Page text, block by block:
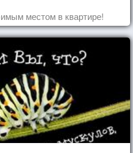
местом в квартире!